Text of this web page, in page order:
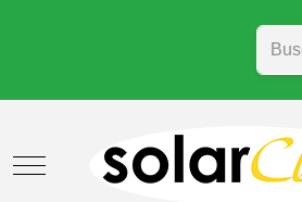
Buscar
Mobile Menu Toggle